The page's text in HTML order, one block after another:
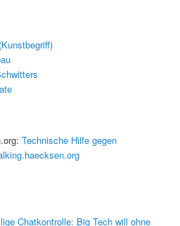
Technische Hilfe gegen
Chatkontrolle: Big Tech will ohne